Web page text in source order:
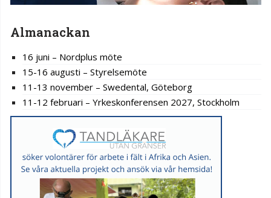
Almanackan
16 juni – Nordplus möte
15-16 augusti – Styrelsemöte
11-13 november – Swedental, Göteborg
11-12 februari – Yrkeskonferensen 2027, Stockholm